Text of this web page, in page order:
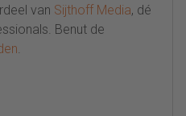
van Sijthoff Media, dé
Benut de